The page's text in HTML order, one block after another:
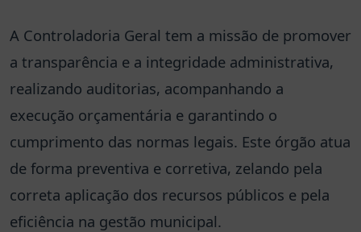
A Controladoria Geral tem a missão de promover
a transparência e a integridade administrativa,
realizando auditorias, acompanhando a
execução orçamentária e garantindo o
cumprimento das normas legais. Este órgão atua
de forma preventiva e corretiva, zelando pela
correta aplicação dos recursos públicos e pela
eficiência na gestão municipal.